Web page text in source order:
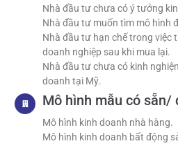
Nhà đầu tư chưa có ý tưởng
Nhà đầu tư muốn tìm mô hình
Nhà đầu tư hạn chế trong việc
doanh nghiệp sau khi mua lại.
Nhà đầu tư chưa có kinh
doanh tại Mỹ.
Mô hình mẫu có sẵn/
Mô hình kinh doanh nhà hàng.
Mô hình kinh doanh bất động